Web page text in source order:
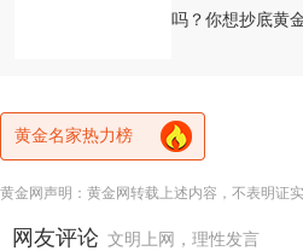
吗？你想抄底黄
黄金名家热力榜
黄金网声明：黄金网转载上述内容，不表明证
网友评论 文明上网，理性发言